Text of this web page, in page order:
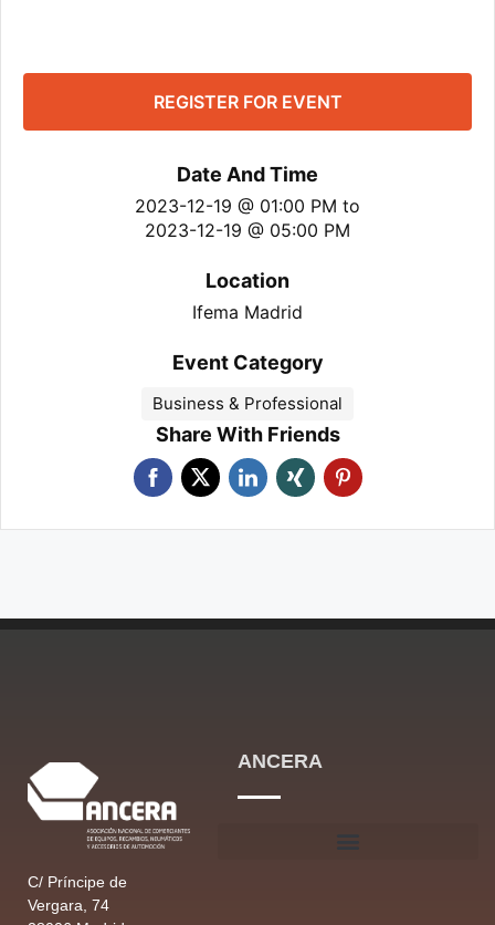
REGISTER FOR EVENT
Date And Time
2023-12-19 @ 01:00 PM to
2023-12-19 @ 05:00 PM
Location
Ifema Madrid
Event Category
Business & Professional
Share With Friends
C/ Príncipe de
Vergara, 74
ANCERA